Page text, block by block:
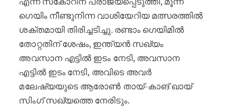
ഗെയിം നീണ്ടുനിന്ന വാശിയേറിയ മത്സരത്തിൽ
ശക്തമായി തിരിച്ചടിച്ചു. രണ്ടാം ഗെയിമിൽ
തോറ്റതിന് ശേഷം, ഇന്ത്യൻ സഖ്യം
അവസാന എട്ടിൽ ഇടം നേടി, അവസാന
എട്ടിൽ ഇടം നേടി, അവിടെ അവർ
മലേഷ്യയുടെ ആരോൺ തായ്-കാങ് ഖായ്
സിംഗ് സഖ്യത്തെ നേരിടും.